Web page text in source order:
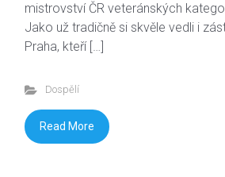
mistrovství ČR veteránských
Jako už tradičně si skvěle vedli i
Praha, kteří […]
Dospělí
Read More